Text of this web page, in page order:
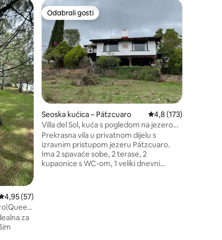
ocjena: 4,95/5, recenzija: 57
4,95 (57)
za
Odabrali gosti
Odabrali gosti
Seoska kućica – Pátzcuaro Prosječna ocjena:
4,8 (173)
Villa del Sol, kuća s pogledom na jezero
Patzcuaro
Prekrasna vila u privatnom dijelu s
izravnim pristupom jezeru Pátzcuaro.
Ima 2 spavaće sobe, 2 terase, 2
kupaonice s WC-om, 1 veliki dnevni